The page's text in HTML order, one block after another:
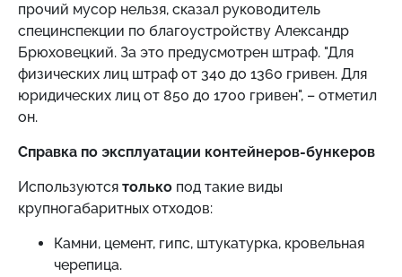
прочий мусор нельзя, сказал руководитель
специнспекции по благоустройству Александр
Брюховецкий. За это предусмотрен штраф. "Для
физических лиц штраф от 340 до 1360 гривен. Для
юридических лиц от 850 до 1700 гривен", – отметил
он.
Справка по эксплуатации контейнеров-бункеров
Используются только под такие виды
крупногабаритных отходов:
Камни, цемент, гипс, штукатурка, кровельная
черепица.